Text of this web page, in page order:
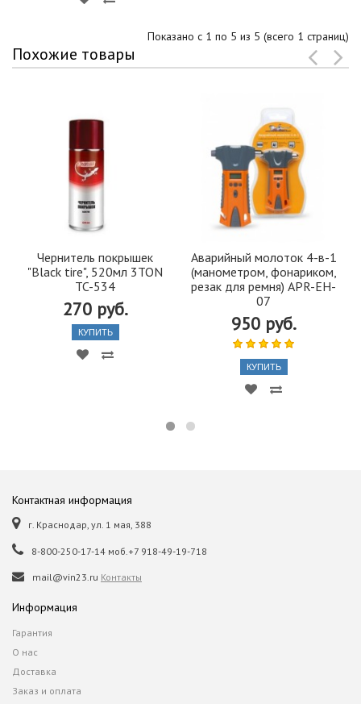
Показано с 1 по 5 из 5 (всего 1 страниц)
Похожие товары
Чернитель покрышек
"Black tire", 520мл 3TON
TC-534
270 руб.
КУПИТЬ
Аварийный молоток 4-в-1
(манометром, фонариком,
резак для ремня) APR-EH-
07
950 руб.
КУПИТЬ
Контактная информация
г. Краснодар, ул. 1 мая, 388
8-800-250-17-14 моб.+7 918-49-19-718
mail@vin23.ru Контакты
Информация
Гарантия
О нас
Доставка
Заказ и оплата